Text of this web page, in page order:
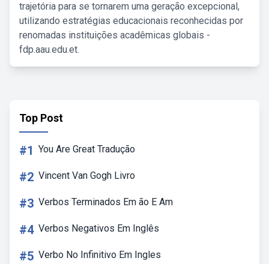
trajetória para se tornarem uma geração excepcional,
utilizando estratégias educacionais reconhecidas por
renomadas instituições acadêmicas globais -
fdp.aau.edu.et.
Top Post
#1 You Are Great Tradução
#2 Vincent Van Gogh Livro
#3 Verbos Terminados Em ão E Am
#4 Verbos Negativos Em Inglês
#5 Verbo No Infinitivo Em Ingles